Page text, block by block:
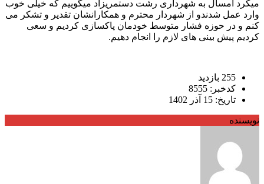
میکرد امسال به شهرداری رشت دستمریزاد میگوییم که خیلی خوب
وارد عمل شدندو از شهردار محترم و همکارانشان تقدیر و تشکر می
کنم و در حوزه فشار متوسط خودمان پاکسازی کردیم و سعی
کردیم پیش بینی های لازم را انجام دهیم.
255 بازدید
کدخبر: 8555
تاریخ: 15 آذر 1402
نویسنده